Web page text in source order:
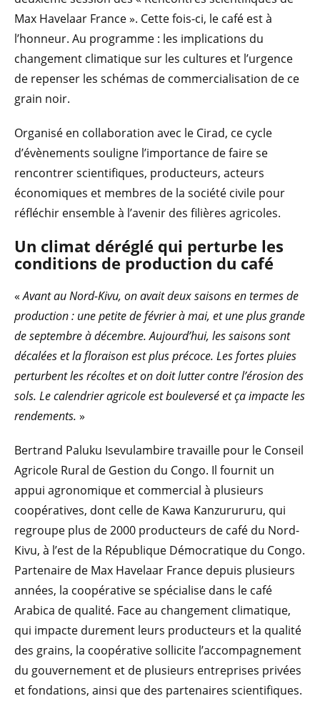
Max Havelaar France ». Cette fois-ci, le café est à
l’honneur. Au programme : les implications du
changement climatique sur les cultures et l’urgence
de repenser les schémas de commercialisation de ce
grain noir.
Organisé en collaboration avec le Cirad, ce cycle
d’évènements souligne l’importance de faire se
rencontrer scientifiques, producteurs, acteurs
économiques et membres de la société civile pour
réfléchir ensemble à l’avenir des filières agricoles.
Un climat déréglé qui perturbe les
conditions de production du café
«Avant au Nord-Kivu, on avait deux saisons en termes de
production : une petite de février à mai, et une plus grande
de septembre à décembre. Aujourd’hui, les saisons sont
décalées et la floraison est plus précoce. Les fortes pluies
perturbent les récoltes et on doit lutter contre l’érosion des
sols. Le calendrier agricole est bouleversé et ça impacte les
rendements. »
Bertrand Paluku Isevulambire travaille pour le Conseil
Agricole Rural de Gestion du Congo. Il fournit un
appui agronomique et commercial à plusieurs
coopératives, dont celle de Kawa Kanzurururu, qui
regroupe plus de 2000 producteurs de café du Nord-
Kivu, à l’est de la République Démocratique du Congo.
Partenaire de Max Havelaar France depuis plusieurs
années, la coopérative se spécialise dans le café
Arabica de qualité. Face au changement climatique,
qui impacte durement leurs producteurs et la qualité
des grains, la coopérative sollicite l’accompagnement
du gouvernement et de plusieurs entreprises privées
et fondations, ainsi que des partenaires scientifiques.